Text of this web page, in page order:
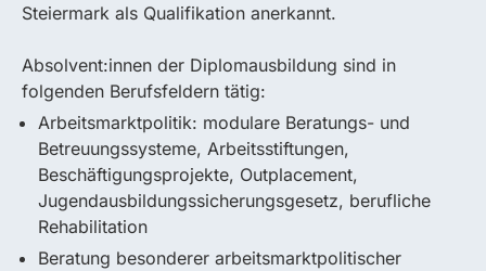
Steiermark als Qualifikation anerkannt.
Absolvent:innen der Diplomausbildung sind in
folgenden Berufsfeldern tätig:
Arbeitsmarktpolitik: modulare Beratungs- und
Betreuungssysteme, Arbeitsstiftungen,
Beschäftigungsprojekte, Outplacement,
Jugendausbildungssicherungsgesetz, berufliche
Rehabilitation
Beratung besonderer arbeitsmarktpolitischer